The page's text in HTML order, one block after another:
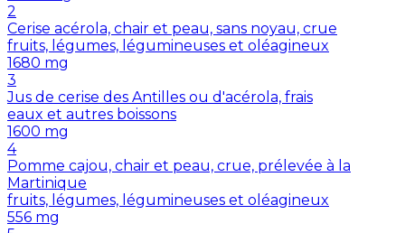
2
Cerise acérola, chair et peau, sans noyau, crue
fruits, légumes, légumineuses et oléagineux
1680 mg
3
Jus de cerise des Antilles ou d'acérola, frais
eaux et autres boissons
1600 mg
4
Pomme cajou, chair et peau, crue, prélevée à la
Martinique
fruits, légumes, légumineuses et oléagineux
556 mg